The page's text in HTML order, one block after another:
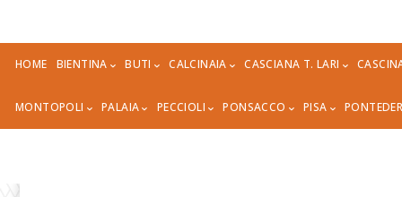
HOME BIENTINA BUTI CALCINAIA CASCIANA T. LARI
MONTOPOLI PALAIA PECCIOLI PONSACCO PISA